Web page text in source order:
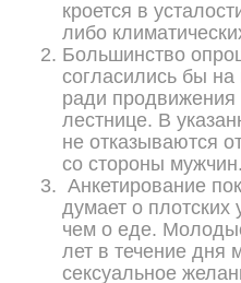
кроется в
либо
Большинство
согласились бы
ради продвижения
лестнице. В
не отказываются
со стороны мужчин.
Анкетирование
думает о плотских
чем о еде.
лет в течение дня
сексуальное